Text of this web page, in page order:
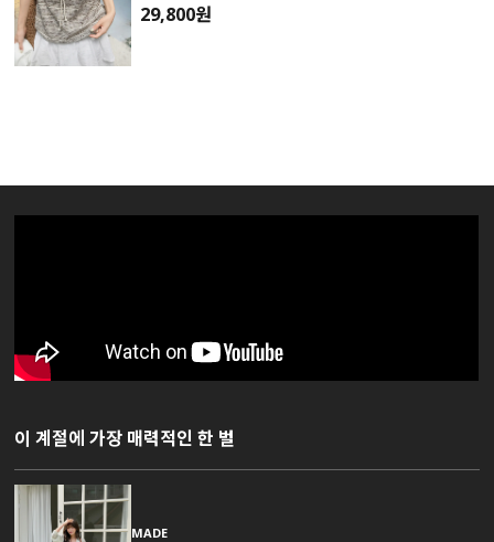
29,800원
이 계절에 가장 매력적인 한 벌
MADE